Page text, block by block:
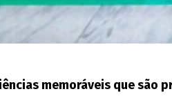
memoráveis que